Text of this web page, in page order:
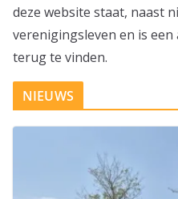
deze website staat, naast
verenigingsleven en is
terug te vinden.
NIEUWS